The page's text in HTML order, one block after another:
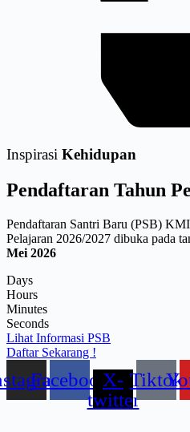
Inspirasi Kehidupan
Pendaftaran Tahun
Pendaftaran Santri Baru (PSB)
Pelajaran 2026/2027 dibuka pada
Mei 2026
Days
Hours
Minutes
Seconds
Lihat Informasi PSB
Daftar Sekarang !
FacebookX-
twitter
Tiktok